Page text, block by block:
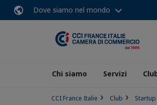
Dove siamo nel mondo
Chi siamo Servizi
CCI France Italie Club Startup